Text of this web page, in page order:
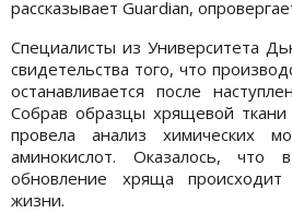
рассказывает Guardian,
Специалисты из Университета
свидетельства того, что
останавливается после
Собрав образцы хрящевой
провела анализ химических
аминокислот. Оказалось, что
обновление хряща
жизни.